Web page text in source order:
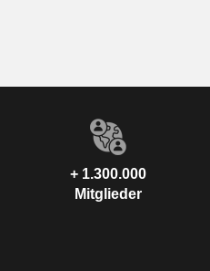
+ 1.300.000
Mitglieder